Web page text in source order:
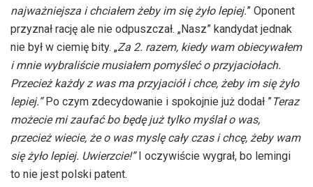
najważniejsza i chciałem żeby im się żyło lepiej.” Oponent
przyznał rację ale nie odpuszczał. „Nasz” kandydat jednak
nie był w ciemię bity. „Za 2. razem, kiedy wam obiecywałem
i mnie wybraliście musiałem pomyśleć o przyjaciołach.
Przecież każdy z was ma przyjaciół i chce, żeby im się żyło
lepiej.”Po czym zdecydowanie i spokojnie już dodał ”Teraz
możecie mi zaufać bo będę już tylko myślał o was,
przecież wiecie, że o was myslę cały czas i chcę, żeby wam
się żyło lepiej. Uwierzcie!”I oczywiście wygrał, bo lemingi
to nie jest polski patent.